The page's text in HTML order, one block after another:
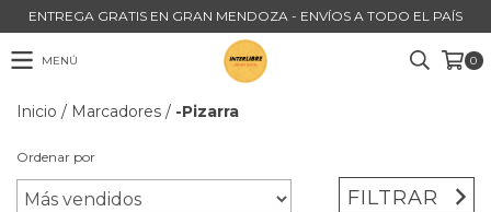
ENTREGA GRATIS EN GRAN MENDOZA - ENVÍOS A TODO EL PAÍS
MENÚ 0
Inicio / Marcadores / -Pizarra
Ordenar por
FILTRAR